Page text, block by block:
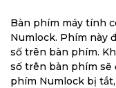
Bàn phím máy tính
Numlock. Phím này
số trên bàn phím.
số trên bàn phím sẽ
phím Numlock bị